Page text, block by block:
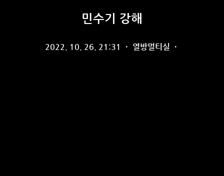
민수기 강해
2022. 10. 26. 21:31 · 열방멀티실 ·